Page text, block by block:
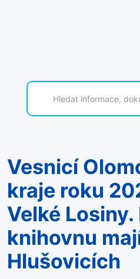
Vesnicí Olomouckého
kraje roku
Velké
knihovnu
Hlušovicích